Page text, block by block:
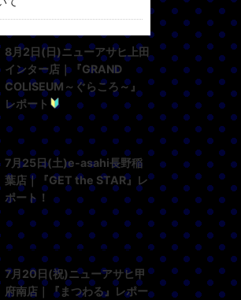
8月2日(日)ニューアサヒ上田
インター店｜『GRAND
COLISEUM～ぐらころ～』
レポート
7月25日(土)e-asahi長野稲
葉店｜『GET the STAR』レ
ポート！
7月20日(祝)ニューアサヒ甲
府南店｜『まつわる』レポー